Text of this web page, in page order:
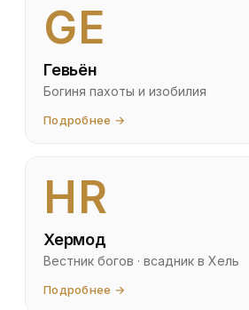
GE
Гевьён
Богиня пахоты и изобилия
Подробнее →
HR
Хермод
Вестник богов · всадник в Хель
Подробнее →